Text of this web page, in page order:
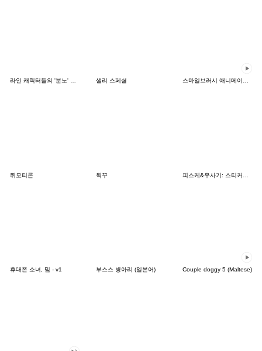
라인 캐릭터들의 '분노' 시리즈 샐리 스페셜 스마일브러시 애니메이션 스티커
쮜모티콘 왹꾸
휴대폰 소녀, 밈 - v1 부스스 병아리 (일본어) Couple doggy 5 (Maltese)